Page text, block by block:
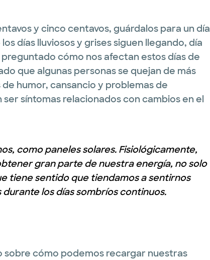
y cinco centavos, guárdalos para un día
días lluviosos y grises siguen llegando, día
cómo nos afectan estos días de
que algunas personas se quejan de más
humor, cansancio y problemas de
síntomas relacionados con cambios en el
como paneles solares. Fisiológicamente,
gran parte de nuestra energía, no solo
tiene sentido que tiendamos a sentirnos
los días sombríos continuos.
sobre cómo podemos recargar nuestras